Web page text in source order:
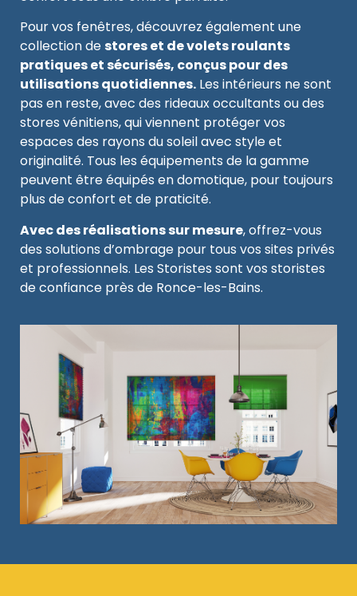
Pour vos fenêtres, découvrez également une
collection destores et de volets roulants
pratiques et sécurisés, conçus pour des
utilisations quotidiennes. Les intérieurs ne sont
pas en reste, avec des rideaux occultants ou des
stores vénitiens, qui viennent protéger vos
espaces des rayons du soleil avec style et
originalité. Tous les équipements de la gamme
peuvent être équipés en domotique, pour toujours
plus de confort et de praticité.
Avec des réalisations sur mesure, offrez-vous
des solutions d’ombrage pour tous vos sites privés
et professionnels. Les Storistes sont vos storistes
de confiance près de Ronce-les-Bains.